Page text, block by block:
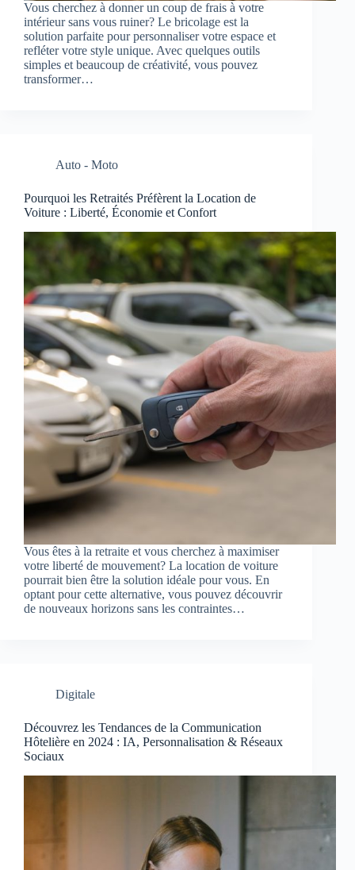
Vous cherchez à donner un coup de frais à votre
intérieur sans vous ruiner? Le bricolage est la
solution parfaite pour personnaliser votre espace et
refléter votre style unique. Avec quelques outils
simples et beaucoup de créativité, vous pouvez
transformer…
Auto - Moto
Pourquoi les Retraités Préfèrent la Location de
Voiture : Liberté, Économie et Confort
Vous êtes à la retraite et vous cherchez à maximiser
votre liberté de mouvement? La location de voiture
pourrait bien être la solution idéale pour vous. En
optant pour cette alternative, vous pouvez découvrir
de nouveaux horizons sans les contraintes…
Digitale
Découvrez les Tendances de la Communication
Hôtelière en 2024 : IA, Personnalisation & Réseaux
Sociaux